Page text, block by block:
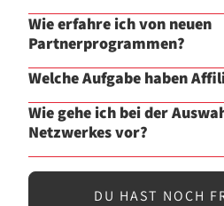
Wie erfahre ich von neuen
Partnerprogrammen?
Welche Aufgabe haben
Wie gehe ich bei der
Netzwerkes vor?
DU HAST NOCH